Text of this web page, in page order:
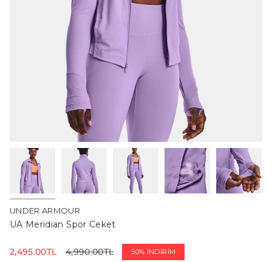
UNDER ARMOUR
UA Meridian Spor Ceket
İndirimli
2,495.00TL
Normal
4,990.00TL 50% İNDIRIM